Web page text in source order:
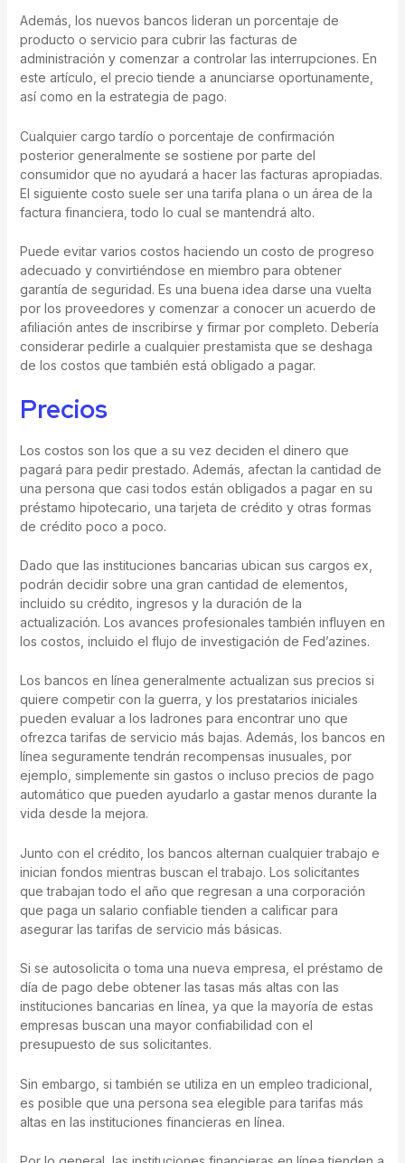
Además, los nuevos bancos lideran un porcentaje de
producto o servicio para cubrir las facturas de
administración y comenzar a controlar las interrupciones. En
este artículo, el precio tiende a anunciarse oportunamente,
así como en la estrategia de pago.
Cualquier cargo tardío o porcentaje de confirmación
posterior generalmente se sostiene por parte del
consumidor que no ayudará a hacer las facturas apropiadas.
El siguiente costo suele ser una tarifa plana o un área de la
factura financiera, todo lo cual se mantendrá alto.
Puede evitar varios costos haciendo un costo de progreso
adecuado y convirtiéndose en miembro para obtener
garantía de seguridad. Es una buena idea darse una vuelta
por los proveedores y comenzar a conocer un acuerdo de
afiliación antes de inscribirse y firmar por completo. Debería
considerar pedirle a cualquier prestamista que se deshaga
de los costos que también está obligado a pagar.
Precios
Los costos son los que a su vez deciden el dinero que
pagará para pedir prestado. Además, afectan la cantidad de
una persona que casi todos están obligados a pagar en su
préstamo hipotecario, una tarjeta de crédito y otras formas
de crédito poco a poco.
Dado que las instituciones bancarias ubican sus cargos ex,
podrán decidir sobre una gran cantidad de elementos,
incluido su crédito, ingresos y la duración de la
actualización. Los avances profesionales también influyen en
los costos, incluido el flujo de investigación de Fed’azines.
Los bancos en línea generalmente actualizan sus precios si
quiere competir con la guerra, y los prestatarios iniciales
pueden evaluar a los ladrones para encontrar uno que
ofrezca tarifas de servicio más bajas. Además, los bancos en
línea seguramente tendrán recompensas inusuales, por
ejemplo, simplemente sin gastos o incluso precios de pago
automático que pueden ayudarlo a gastar menos durante la
vida desde la mejora.
Junto con el crédito, los bancos alternan cualquier trabajo e
inician fondos mientras buscan el trabajo. Los solicitantes
que trabajan todo el año que regresan a una corporación
que paga un salario confiable tienden a calificar para
asegurar las tarifas de servicio más básicas.
Si se autosolicita o toma una nueva empresa, el préstamo de
día de pago debe obtener las tasas más altas con las
instituciones bancarias en línea, ya que la mayoría de estas
empresas buscan una mayor confiabilidad con el
presupuesto de sus solicitantes.
Sin embargo, si también se utiliza en un empleo tradicional,
es posible que una persona sea elegible para tarifas más
altas en las instituciones financieras en línea.